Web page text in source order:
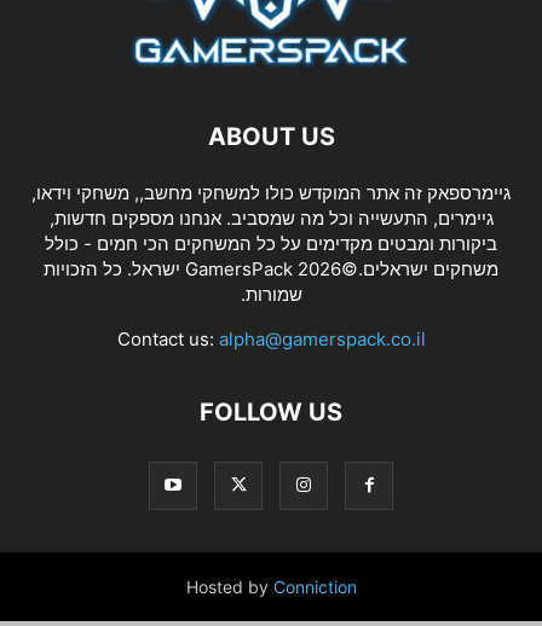
ABOUT US
גיימרספאק זה אתר המוקדש כולו למשחקי מחשב,, משחקי וידאו,
גיימרים, התעשייה וכל מה שמסביב. אנחנו מספקים חדשות,
ביקורות ומבטים מקדימים על כל המשחקים הכי חמים - כולל
משחקים ישראלים.©2026 GamersPack ישראל. כל הזכויות
שמורות.
Contact us: alpha@gamerspack.co.il
FOLLOW US
Hosted by Conniction